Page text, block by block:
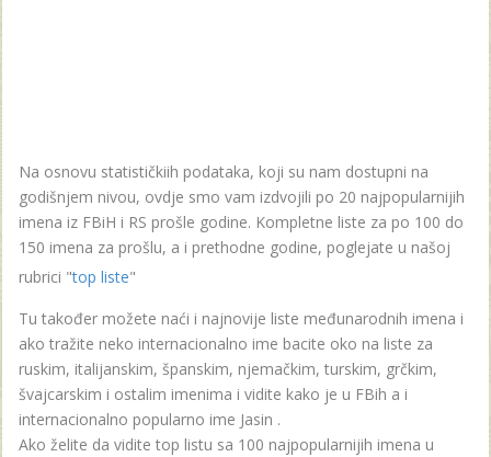
Na osnovu statističkiih podataka, koji su nam dostupni na
godišnjem nivou, ovdje smo vam izdvojili po 20 najpopularnijih
imena iz FBiH i RS prošle godine. Kompletne liste za po 100 do
150 imena za prošlu, a i prethodne godine, poglejate u našoj
rubrici "top liste"
Tu također možete naći i najnovije liste međunarodnih imena i
ako tražite neko internacionalno ime bacite oko na liste za
ruskim, italijanskim, španskim, njemačkim, turskim, grčkim,
švajcarskim i ostalim imenima i vidite kako je u FBih a i
internacionalno popularno ime Jasin .
Ako želite da vidite top listu sa 100 najpopularnijih imena u